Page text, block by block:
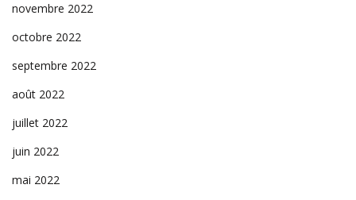
novembre 2022
octobre 2022
septembre 2022
août 2022
juillet 2022
juin 2022
mai 2022